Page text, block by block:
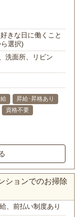
きな日に働くこと
選択)
洗面所、リビン
昇給･昇格あり
資格不要
ションでのお掃除
、前払い制度あり